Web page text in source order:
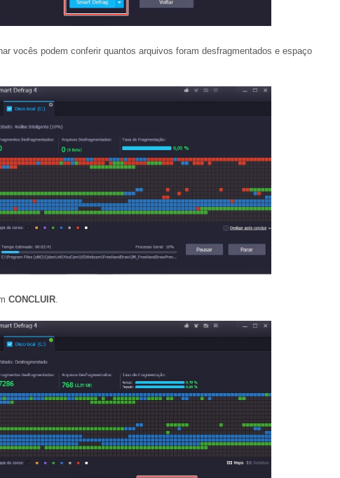
vocês podem conferir quantos arquivos foram desfragmentados e espaço
CONCLUIR.